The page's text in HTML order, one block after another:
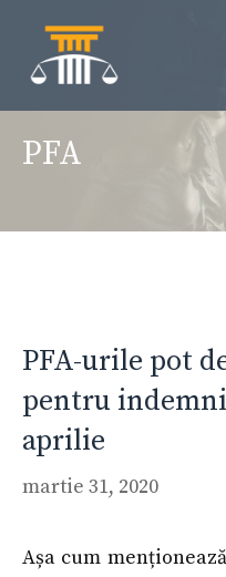
conținut
PFA
PFA-urile pot
pentru
aprilie
martie 31, 2020
Așa cum